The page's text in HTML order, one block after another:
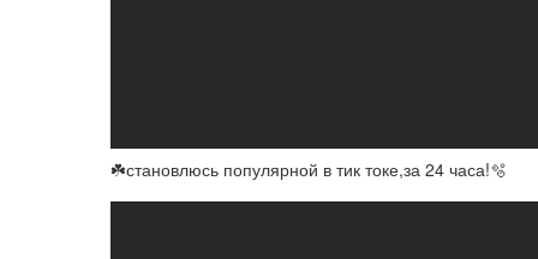
☘️становлюсь популярной в тик токе,за 24 часа!🫧